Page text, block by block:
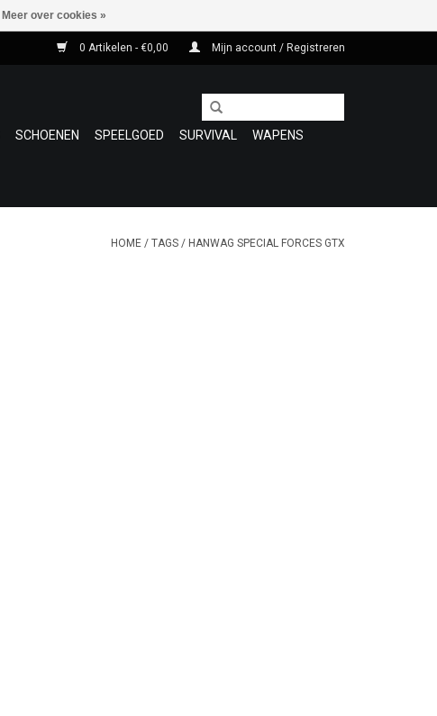
0 Artikelen - €0,00 Mijn account / Registreren
SCHOENEN SPEELGOED SURVIVAL
WAPENS
HOME / TAGS / HANWAG SPECIAL FORCES GTX
Meer over cookies »